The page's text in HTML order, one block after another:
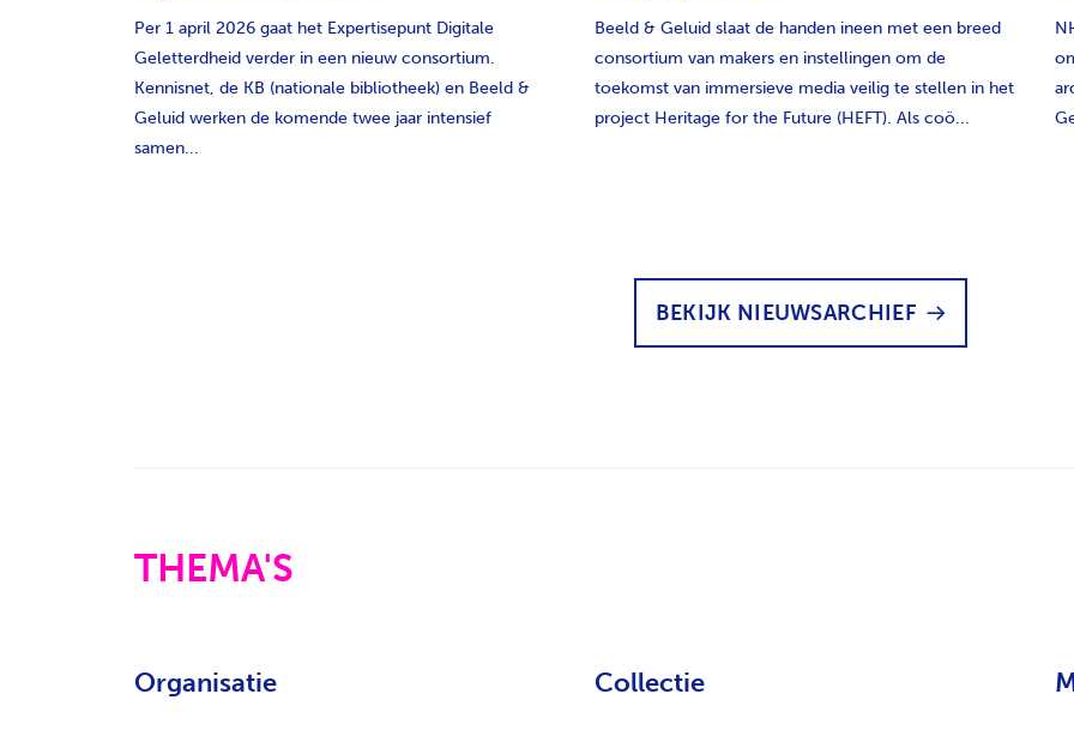
Per 1 april 2026 gaat het Expertisepunt Digitale
Geletterdheid verder in een nieuw consortium.
Kennisnet, de KB (nationale bibliotheek) en Beeld &
Geluid werken de komende twee jaar intensief
samen...
Beeld & Geluid slaat de handen ineen met een breed
consortium van makers en instellingen om de
toekomst van immersieve media veilig te stellen in het
project Heritage for the Future (HEFT). Als coö...
BEKIJK NIEUWSARCHIEF
THEMA'S
Organisatie Collectie